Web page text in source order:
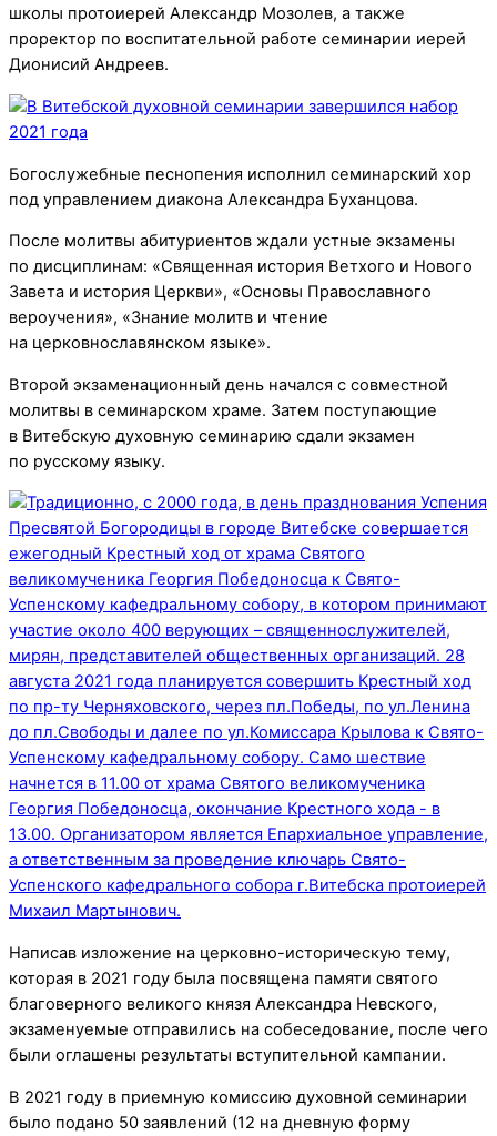
школы протоиерей Александр Мозолев, а также
проректор по воспитательной работе семинарии иерей
Дионисий Андреев.
Богослужебные песнопения исполнил семинарский хор
под управлением диакона Александра Буханцова.
После молитвы абитуриентов ждали устные экзамены
по дисциплинам: «Священная история Ветхого и Нового
Завета и история Церкви», «Основы Православного
вероучения», «Знание молитв и чтение
на церковнославянском языке».
Второй экзаменационный день начался с совместной
молитвы в семинарском храме. Затем поступающие
в Витебскую духовную семинарию сдали экзамен
по русскому языку.
Написав изложение на церковно-историческую тему,
которая в 2021 году была посвящена памяти святого
благоверного великого князя Александра Невского,
экзаменуемые отправились на собеседование, после чего
были оглашены результаты вступительной кампании.
В 2021 году в приемную комиссию духовной семинарии
было подано 50 заявлений (12 на дневную форму